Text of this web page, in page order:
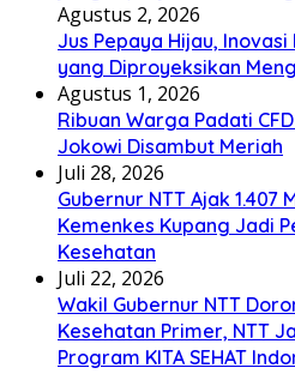
Agustus 2, 2026
Jus Pepaya Hijau,
yang Diproyeksikan
Agustus 1, 2026
Ribuan Warga Padati
Jokowi Disambut Meriah
Juli 28, 2026
Gubernur NTT Ajak 1.407
Kemenkes Kupang Jadi
Kesehatan
Juli 22, 2026
Wakil Gubernur NTT
Kesehatan Primer, NTT
Program KITA SEHAT